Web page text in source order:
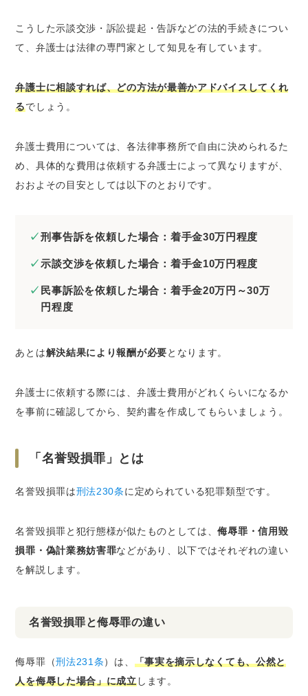
こうした示談交渉・訴訟提起・告訴などの法的手続きについ
て、弁護士は法律の専門家として知見を有しています。
弁護士に相談すれば、どの方法が最善かアドバイスしてくれ
るでしょう。
弁護士費用については、各法律事務所で自由に決められるた
め、具体的な費用は依頼する弁護士によって異なりますが、
おおよその目安としては以下のとおりです。
刑事告訴を依頼した場合：着手金30万円程度
示談交渉を依頼した場合：着手金10万円程度
民事訴訟を依頼した場合：着手金20万円～30万
円程度
あとは解決結果により報酬が必要となります。
弁護士に依頼する際には、弁護士費用がどれくらいになるか
を事前に確認してから、契約書を作成してもらいましょう。
「名誉毀損罪」とは
名誉毀損罪は刑法230条に定められている犯罪類型です。
名誉毀損罪と犯行態様が似たものとしては、侮辱罪・信用毀
損罪・偽計業務妨害罪などがあり、以下ではそれぞれの違い
を解説します。
名誉毀損罪と侮辱罪の違い
侮辱罪（刑法231条）は、 「事実を摘示しなくても、公然と
人を侮辱した場合」に成立します。